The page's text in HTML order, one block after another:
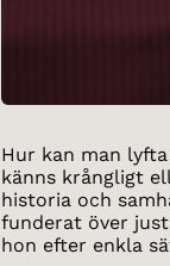
Hur kan man
känns krångligt
historia och
funderat över
hon efter enkla